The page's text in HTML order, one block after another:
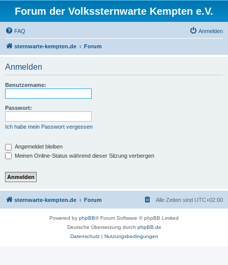
Forum der Volkssternwarte Kempten e.V.
FAQ Anmelden
sternwarte-kempten.de Forum
Anmelden
Benutzername:
Passwort:
Ich habe mein Passwort vergessen
Angemeldet bleiben
Meinen Online-Status während dieser Sitzung verbergen
sternwarte-kempten.de Forum Alle Zeiten sind UTC+02:00
Powered by phpBB® Forum Software © phpBB Limited
Deutsche Übersetzung durch phpBB.de
Datenschutz| Nutzungsbedingungen